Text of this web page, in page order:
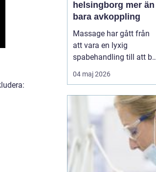
helsingborg mer än
bara avkoppling
Massage har gått från
att vara en lyxig
spabehandling till att bli
en självklar del av
mångas vardagliga
visar att regelbunden
beröring kan sänka
stressnivåer, lindra
smärta och förbättra
sömnen. I en stad som
04 maj 2026